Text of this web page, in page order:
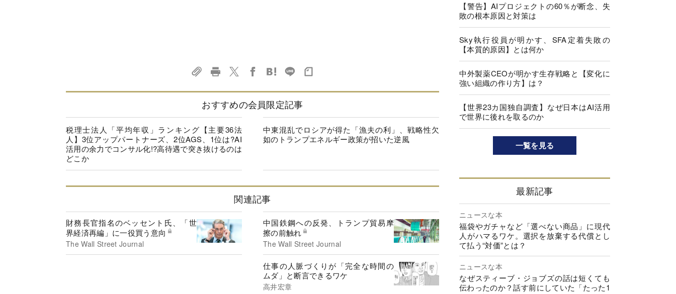
おすすめの会員限定記事
税理士法人「平均年収」ランキング【主要36法
人】3位アップパートナーズ、2位AGS、1位は?AI
活用の余力でコンサル化!?高待遇で突き抜けるのは
どこか
中東混乱でロシアが得た「漁夫の利」、戦略性欠
如のトランプエネルギー政策が招いた逆風
関連記事
財務長官指名のベッセント氏、「世
界経済再編」に一役買う意向
The Wall Street Journal
中国鉄鋼への反発、トランプ貿易摩
擦の前触れ
The Wall Street Journal
仕事の人脈づくりが「完全な時間の
ムダ」と断言できるワケ
高井宏章
【警告】AIプロジェクトの60％が断念、失
敗の根本原因と対策は
Sky執行役員が明かす、SFA定着失敗の
【本質的原因】とは何か
中外製薬CEOが明かす生存戦略と【変化に
強い組織の作り方】は？
【世界23カ国独自調査】なぜ日本はAI活用
で世界に後れを取るのか
一覧を見る
最新記事
ニュースな本
福袋やガチャなど「選べない商品」に現代
人がハマるワケ。選択を放棄する代償とし
て払う“対価”とは？
ニュースな本
なぜスティーブ・ジョブズの話は短くても
伝わったのか？話す前にしていた「たった1